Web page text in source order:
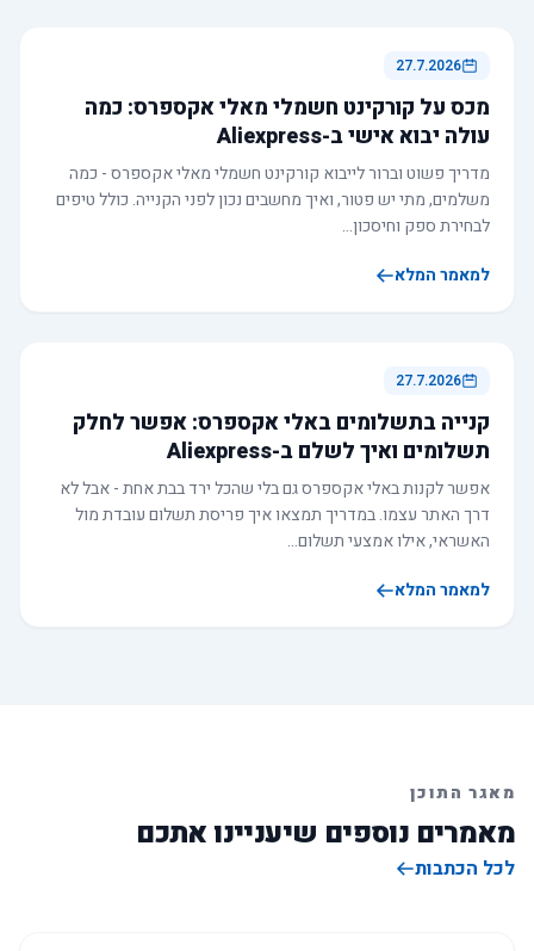
27.7.2026
מכס על קורקינט חשמלי מאלי אקספרס: כמה
עולה יבוא אישי ב-Aliexpress
מדריך פשוט וברור לייבוא קורקינט חשמלי מאלי אקספרס - כמה
משלמים, מתי יש פטור, ואיך מחשבים נכון לפני הקנייה. כולל טיפים
לבחירת ספק וחיסכון…
למאמר המלא
27.7.2026
קנייה בתשלומים באלי אקספרס: אפשר לחלק
תשלומים ואיך לשלם ב-Aliexpress
אפשר לקנות באלי אקספרס גם בלי שהכל ירד בבת אחת - אבל לא
דרך האתר עצמו. במדריך תמצאו איך פריסת תשלום עובדת מול
האשראי, אילו אמצעי תשלום…
למאמר המלא
מאגר התוכן
מאמרים נוספים שיעניינו אתכם
לכל הכתבות